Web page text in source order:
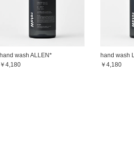
hand wash ALLEN*
￥4,180
hand wash
￥4,180